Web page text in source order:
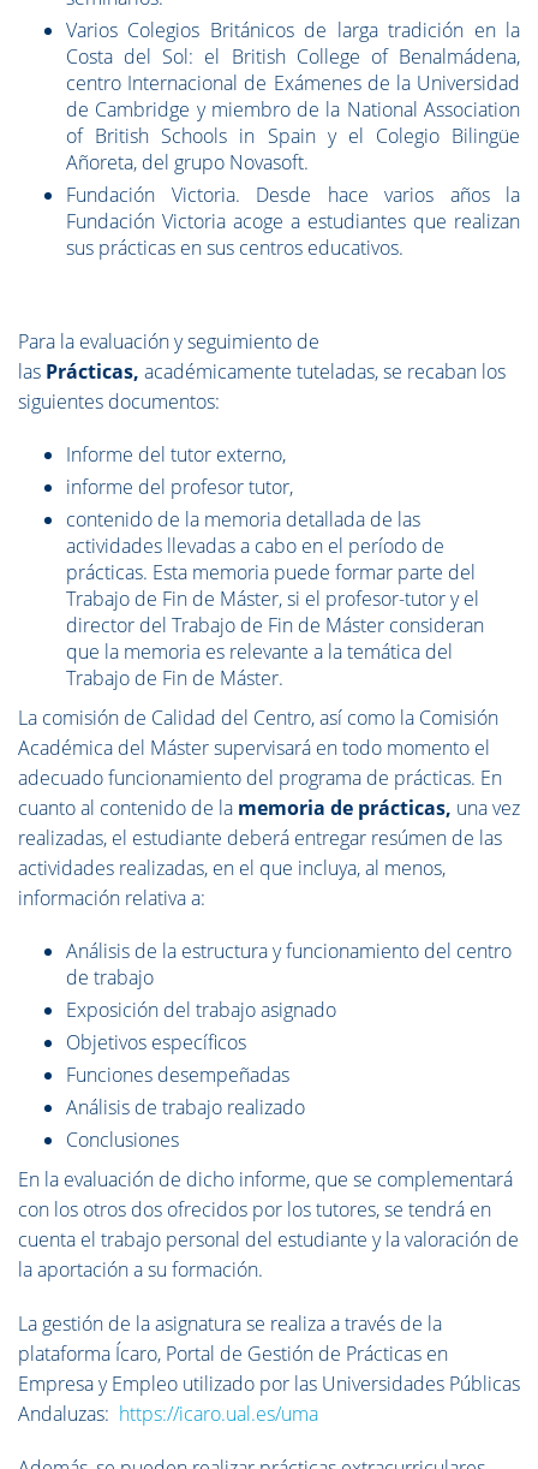
Varios Colegios Británicos de larga tradición en la
Costa del Sol: el British College of Benalmádena,
centro Internacional de Exámenes de la Universidad
de Cambridge y miembro de la National Association
of British Schools in Spain y el Colegio Bilingüe
Añoreta, del grupo Novasoft.
Fundación Victoria. Desde hace varios años la
Fundación Victoria acoge a estudiantes que realizan
sus prácticas en sus centros educativos.
Para la evaluación y seguimiento de
las Prácticas, académicamente tuteladas, se recaban los
siguientes documentos:
Informe del tutor externo,
informe del profesor tutor,
contenido de la memoria detallada de las
actividades llevadas a cabo en el período de
prácticas. Esta memoria puede formar parte del
Trabajo de Fin de Máster, si el profesor-tutor y el
director del Trabajo de Fin de Máster consideran
que la memoria es relevante a la temática del
Trabajo de Fin de Máster.
La comisión de Calidad del Centro, así como la Comisión
Académica del Máster supervisará en todo momento el
adecuado funcionamiento del programa de prácticas. En
cuanto al contenido de la memoria de prácticas, una vez
realizadas, el estudiante deberá entregar resúmen de las
actividades realizadas, en el que incluya, al menos,
información relativa a:
Análisis de la estructura y funcionamiento del centro
de trabajo
Exposición del trabajo asignado
Objetivos específicos
Funciones desempeñadas
Análisis de trabajo realizado
Conclusiones
En la evaluación de dicho informe, que se complementará
con los otros dos ofrecidos por los tutores, se tendrá en
cuenta el trabajo personal del estudiante y la valoración de
la aportación a su formación.
La gestión de la asignatura se realiza a través de la
plataforma Ícaro, Portal de Gestión de Prácticas en
Empresa y Empleo utilizado por las Universidades Públicas
Andaluzas: https://icaro.ual.es/uma